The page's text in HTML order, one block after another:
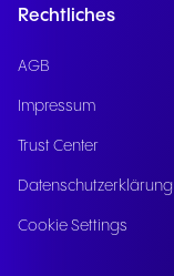
Rechtliches
AGB
Impressum
Trust Center
Datenschutzerklärung
Cookie Settings